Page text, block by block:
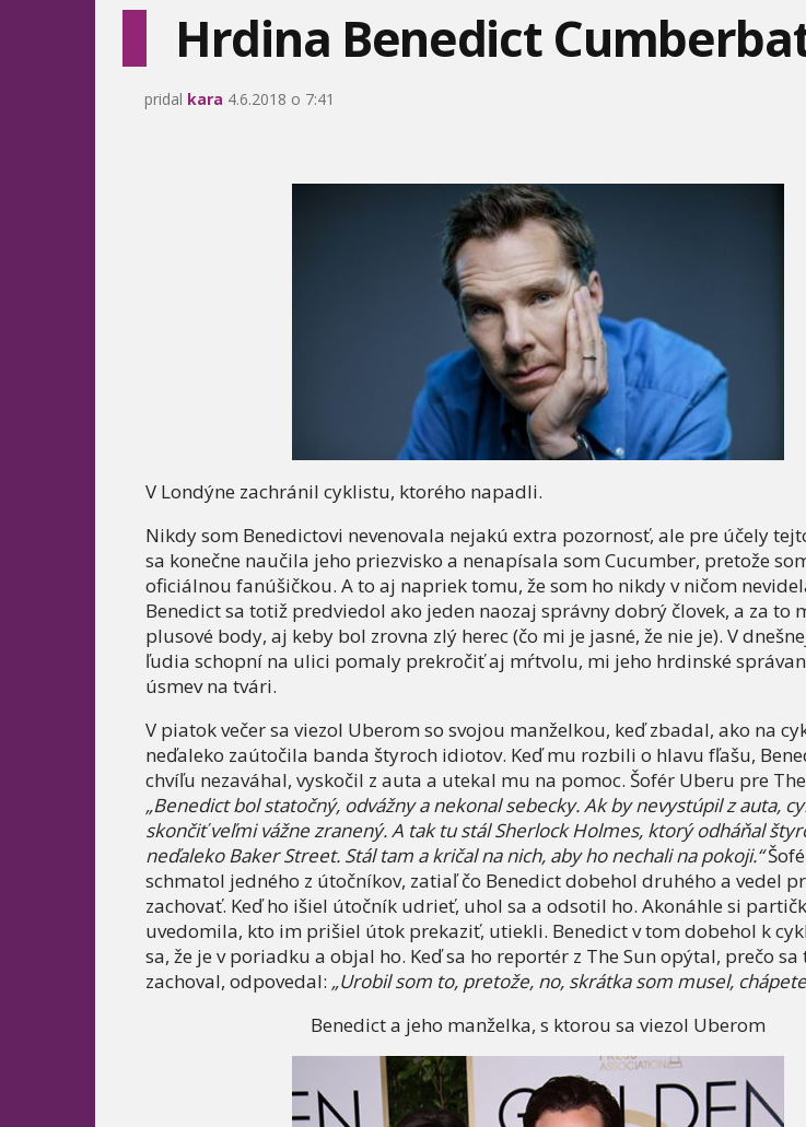
Hrdina Benedict
pridal kara 4.6.2018 o 7:41
V Londýne zachránil cyklistu, ktorého napadli.
Nikdy som Benedictovi nevenovala nejakú extra pozornosť, ale pre účely
sa konečne naučila jeho priezvisko a nenapísala som Cucumber, pretože
oficiálnou fanúšičkou. A to aj napriek tomu, že som ho nikdy v ničom
Benedict sa totiž predviedol ako jeden naozaj správny dobrý človek, a za to
plusové body, aj keby bol zrovna zlý herec (čo mi je jasné, že nie je). V
ľudia schopní na ulici pomaly prekročiť aj mŕtvolu, mi jeho hrdinské
úsmev na tvári.
V piatok večer sa viezol Uberom so svojou manželkou, keď zbadal, ako na
neďaleko zaútočila banda štyroch idiotov. Keď mu rozbili o hlavu fľašu,
chvíľu nezaváhal, vyskočil z auta a utekal mu na pomoc. Šofér Uberu pre
„Benedict bol statočný, odvážny a nekonal sebecky. Ak by nevystúpil z auta,
skončiť veľmi vážne zranený. A tak tu stál Sherlock Holmes, ktorý odháňal
neďaleko Baker Street. Stál tam a kričal na nich, aby ho nechali na pokoji.“
schmatol jedného z útočníkov, zatiaľ čo Benedict dobehol druhého a vedel
zachovať. Keď ho išiel útočník udrieť, uhol sa a odsotil ho. Akonáhle si
uvedomila, kto im prišiel útok prekaziť, utiekli. Benedict v tom dobehol k
sa, že je v poriadku a objal ho. Keď sa ho reportér z The Sun opýtal, prečo sa
zachoval, odpovedal: „Urobil som to, pretože, no, skrátka som musel,
Benedict a jeho manželka, s ktorou sa viezol Uberom